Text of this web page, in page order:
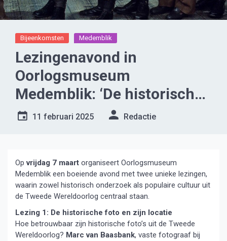
Bijeenkomsten Medemblik
Lezingenavond in
Oorlogsmuseum
Medemblik: ‘De historische
foto en zijn locatie’ & ‘Dad’s
11 februari 2025 Redactie
Opvrijdag 7 maart organiseert Oorlogsmuseum
Medemblik een boeiende avond met twee unieke lezingen,
waarin zowel historisch onderzoek als populaire cultuur uit
de Tweede Wereldoorlog centraal staan.
Lezing 1: De historische foto en zijn locatie
Hoe betrouwbaar zijn historische foto’s uit de Tweede
Wereldoorlog? Marc van Baasbank, vaste fotograaf bij